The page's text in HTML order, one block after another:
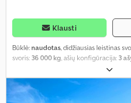
Klausti
Būklė: naudotas, didžiausias leistinas
svoris: 36 000 kg, ašių konfigūracija: 3
, Įranga: